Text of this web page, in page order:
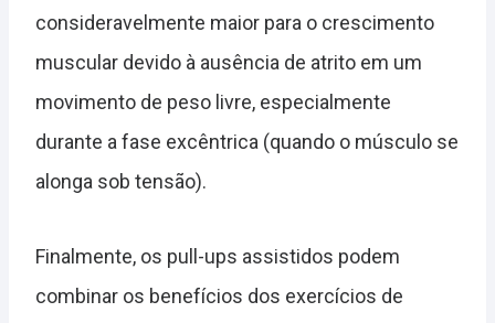
consideravelmente maior para o crescimento
muscular devido à ausência de atrito em um
movimento de peso livre, especialmente
durante a fase excêntrica (quando o músculo se
alonga sob tensão).
Finalmente, os pull-ups assistidos podem
combinar os benefícios dos exercícios de